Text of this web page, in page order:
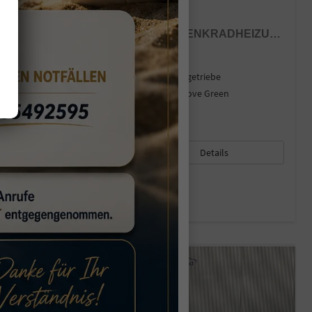
COMFORT PLUS 1.2 MPI / SITZ + LENKRADHEIZUNG PDC V&H KAMERA LED TEMPOMAT KEYLESS ALU 16"
Fahrzeug mit Tageszulassung
44410 GetriebeSchaltgetriebe
Benzin AußenfarbeMangrove Green
Leistung 58 kW (79 PS)
01.12.2025
Details
Verbrauch kombiniert:5,70 l/100km
2 -Klasse:
CO -Emissionen: